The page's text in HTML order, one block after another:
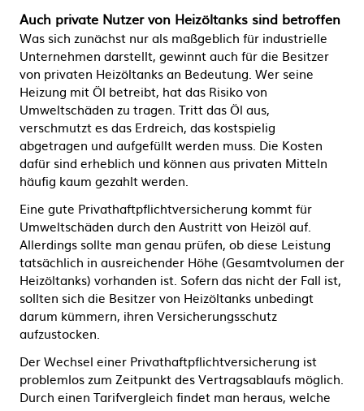
Auch private Nutzer von Heizöltanks sind betroffen
Was sich zunächst nur als maßgeblich für industrielle
Unternehmen darstellt, gewinnt auch für die Besitzer
von privaten Heizöltanks an Bedeutung. Wer seine
Heizung mit Öl betreibt, hat das Risiko von
Umweltschäden zu tragen. Tritt das Öl aus,
verschmutzt es das Erdreich, das kostspielig
abgetragen und aufgefüllt werden muss. Die Kosten
dafür sind erheblich und können aus privaten Mitteln
häufig kaum gezahlt werden.
Eine gute Privathaftpflichtversicherung kommt für
Umweltschäden durch den Austritt von Heizöl auf.
Allerdings sollte man genau prüfen, ob diese Leistung
tatsächlich in ausreichender Höhe (Gesamtvolumen der
Heizöltanks) vorhanden ist. Sofern das nicht der Fall ist,
sollten sich die Besitzer von Heizöltanks unbedingt
darum kümmern, ihren Versicherungsschutz
aufzustocken.
Der Wechsel einer Privathaftpflichtversicherung ist
problemlos zum Zeitpunkt des Vertragsablaufs möglich.
Durch einen Tarifvergleich findet man heraus, welche